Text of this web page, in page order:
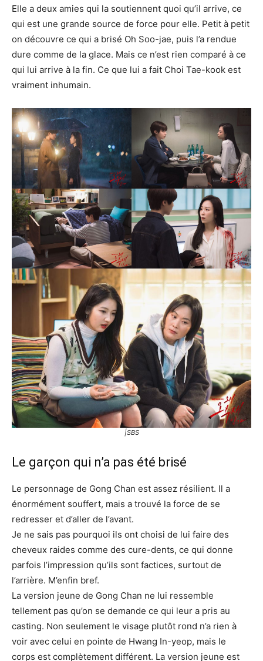
Elle a deux amies qui la soutiennent quoi qu’il arrive, ce
qui est une grande source de force pour elle. Petit à petit
on découvre ce qui a brisé Oh Soo-jae, puis l’a rendue
dure comme de la glace. Mais ce n’est rien comparé à ce
qui lui arrive à la fin. Ce que lui a fait Choi Tae-kook est
vraiment inhumain.
|SBS
Le garçon qui n’a pas été brisé
Le personnage de Gong Chan est assez résilient. Il a
énormément souffert, mais a trouvé la force de se
redresser et d’aller de l’avant.
Je ne sais pas pourquoi ils ont choisi de lui faire des
cheveux raides comme des cure-dents, ce qui donne
parfois l’impression qu’ils sont factices, surtout de
l’arrière. M’enfin bref.
La version jeune de Gong Chan ne lui ressemble
tellement pas qu’on se demande ce qui leur a pris au
casting. Non seulement le visage plutôt rond n’a rien à
voir avec celui en pointe de Hwang In-yeop, mais le
corps est complètement différent. La version jeune est